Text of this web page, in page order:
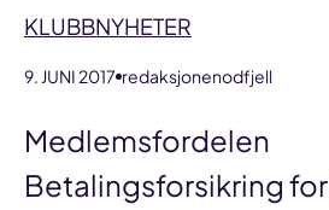
KLUBBNYHETER
9. JUNI 2017 redaksjonenodfjell
Medlemsfordelen
Betalingsforsikring